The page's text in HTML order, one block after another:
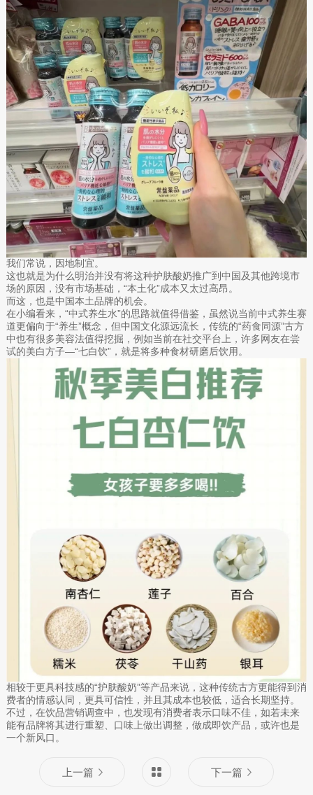
我们常说，因地制宜。
这也就是为什么明治并没有将这种护肤酸奶推广到中国及其他跨境市
场的原因，没有市场基础，“本土化”成本又太过高昂。
而这，也是中国本土品牌的机会。
在小编看来，“中式养生水”的思路就值得借鉴，虽然说当前中式养生赛
道更偏向于“养生”概念，但中国文化源远流长，传统的“药食同源”古方
中也有很多美容法值得挖掘，例如当前在社交平台上，许多网友在尝
试的美白方子—“七白饮”，就是将多种食材研磨后饮用。
相较于更具科技感的“护肤酸奶”等产品来说，这种传统古方更能得到消
费者的情感认同，更具可信性，并且其成本也较低，适合长期坚持。
不过，在饮品营销调查中，也发现有消费者表示口味不佳，如若未来
能有品牌将其进行重塑、口味上做出调整，做成即饮产品，或许也是
一个新风口。
上一篇 下一篇